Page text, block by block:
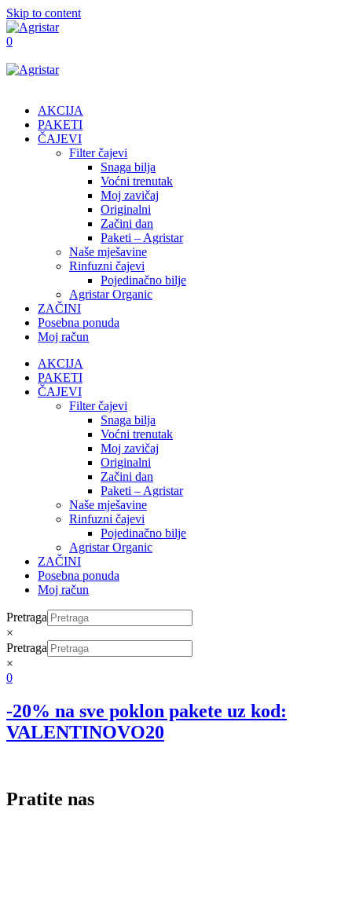
Skip to content
0
AKCIJA
PAKETI
ČAJEVI
Filter čajevi
Snaga bilja
Voćni trenutak
Moj zavičaj
Originalni
Začini dan
Paketi – Agristar
Naše mješavine
Rinfuzni čajevi
Pojedinačno bilje
Agristar Organic
ZAČINI
Posebna ponuda
Moj račun
AKCIJA
PAKETI
ČAJEVI
Filter čajevi
Snaga bilja
Voćni trenutak
Moj zavičaj
Originalni
Začini dan
Paketi – Agristar
Naše mješavine
Rinfuzni čajevi
Pojedinačno bilje
Agristar Organic
ZAČINI
Posebna ponuda
Moj račun
Pretraga
×
Pretraga
×
0
-20% na sve poklon pakete uz kod:
VALENTINOVO20
Pratite nas